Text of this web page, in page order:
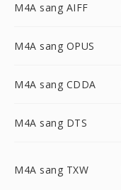
M4A sang AIFF
M4A sang OPUS
M4A sang CDDA
M4A sang DTS
M4A sang TXW